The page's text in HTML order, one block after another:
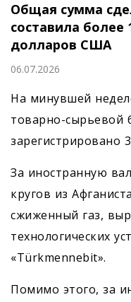
Общая сумма
составила
долларов США
06.07.2026
На минувшей
товарно-сырьевой
зарегистрировано
За иностранную
кругов из
сжиженный газ,
технологических
«Türkmennebit».
Помимо этого, за